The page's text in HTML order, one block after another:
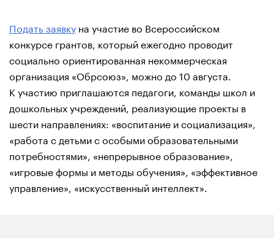
Подать заявку на участие во Всероссийском
конкурсе грантов, который ежегодно проводит
социально ориентированная некоммерческая
организация «Обрсоюз», можно до 10 августа.
К участию приглашаются педагоги, команды школ и
дошкольных учреждений, реализующие проекты в
шести направлениях: «воспитание и социализация»,
«работа с детьми с особыми образовательными
потребностями», «непрерывное образование»,
«игровые формы и методы обучения», «эффективное
управление», «искусственный интеллект».